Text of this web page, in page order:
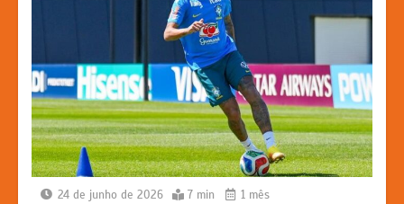
24 de junho de 2026 7 min 1 mês